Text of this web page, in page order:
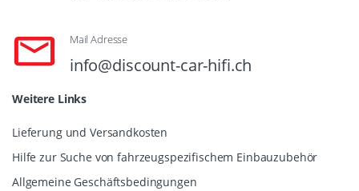
Mail Adresse
info@discount-car-hifi.ch
Weitere Links
Lieferung und Versandkosten
Hilfe zur Suche von fahrzeugspezifischem Einbauzubehör
Allgemeine Geschäftsbedingungen